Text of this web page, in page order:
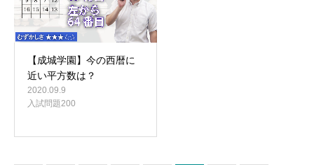
【成城学園】今の西暦に
近い平方数は？
2020.09.9
入試問題200